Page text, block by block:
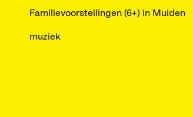
Familievoorstellingen (6+) in Muiden
muziek